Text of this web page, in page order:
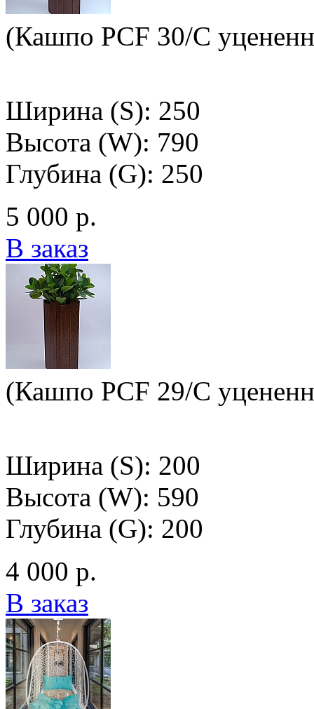
(Кашпо PCF 30/C
Ширина (S): 250
Высота (W): 790
Глубина (G): 250
5 000 р.
В заказ
(Кашпо PCF 29/C
Ширина (S): 200
Высота (W): 590
Глубина (G): 200
4 000 р.
В заказ